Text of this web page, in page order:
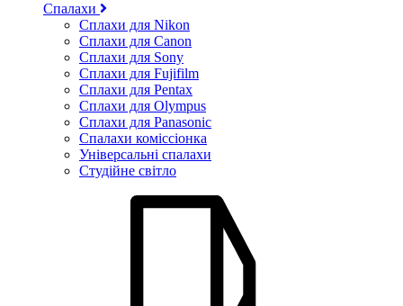
Спалахи
Сплахи для Nikon
Сплахи для Canon
Сплахи для Sony
Сплахи для Fujifilm
Сплахи для Pentax
Сплахи для Olympus
Сплахи для Panasonic
Спалахи коміссіонка
Універсальні спалахи
Студійне світло